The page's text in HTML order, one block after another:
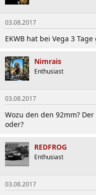
03.08.2017
EKWB hat bei Vega 3
Nimrais
Enthusiast
03.08.2017
Wozu den den 92mm?
oder?
REDFROG
Enthusiast
03.08.2017